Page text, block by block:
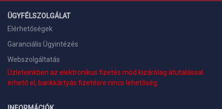
ÜGYFÉLSZOLGÁLAT
Elérhetőségek
Garanciális Ügyintézés
Webszolgáltatás
Üzleteinkben az elektronikus fizetés mód kizárólag átutalással
érhető el, bankkártyás fizetésre nincs lehetőség.